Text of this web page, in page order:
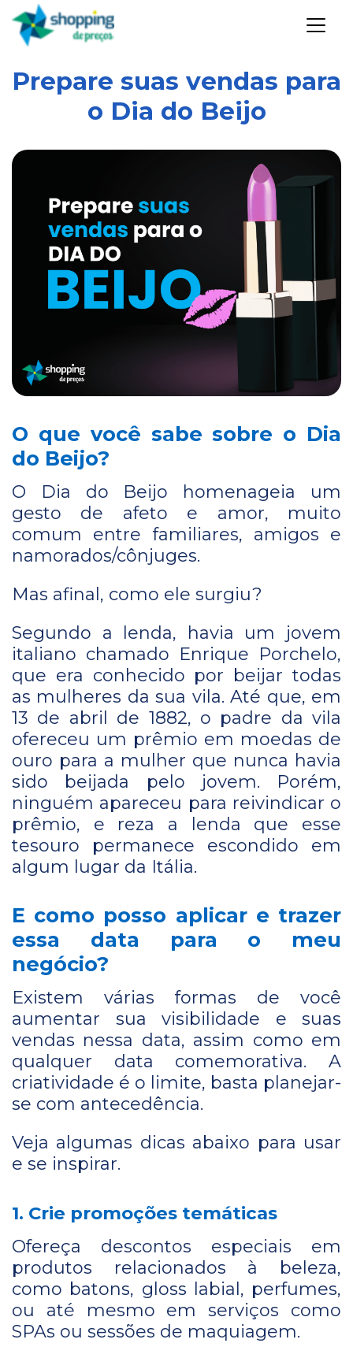
Prepare suas vendas para
o Dia do Beijo
O que você sabe sobre o Dia
do Beijo?
O Dia do Beijo homenageia um
gesto de afeto e amor, muito
comum entre familiares, amigos e
namorados/cônjuges.
Mas afinal, como ele surgiu?
Segundo a lenda, havia um jovem
italiano chamado Enrique Porchelo,
que era conhecido por beijar todas
as mulheres da sua vila. Até que, em
13 de abril de 1882, o padre da vila
ofereceu um prêmio em moedas de
ouro para a mulher que nunca havia
sido beijada pelo jovem. Porém,
ninguém apareceu para reivindicar o
prêmio, e reza a lenda que esse
tesouro permanece escondido em
algum lugar da Itália.
E como posso aplicar e trazer
essa data para o meu
negócio?
Existem várias formas de você
aumentar sua visibilidade e suas
vendas nessa data, assim como em
qualquer data comemorativa. A
criatividade é o limite, basta planejar-
se com antecedência.
Veja algumas dicas abaixo para usar
e se inspirar.
1. Crie promoções temáticas
Ofereça descontos especiais em
produtos relacionados à beleza,
como batons, gloss labial, perfumes,
ou até mesmo em serviços como
SPAs ou sessões de maquiagem.